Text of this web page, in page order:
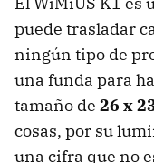
puede trasladar
ningún tipo de
una funda para
tamaño de 26 x
cosas, por su
una cifra que no